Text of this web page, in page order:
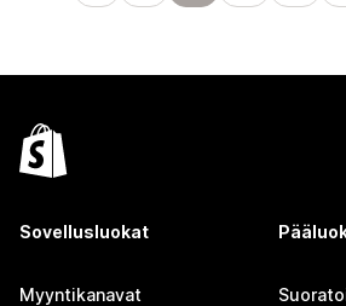
Sovellusluokat
Myyntikanavat